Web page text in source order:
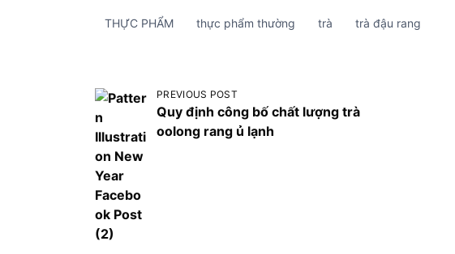
THỰC PHẨM thực phẩm thường trà trà đậu rang
Đ
i
ề
u
h
ư
ớ
PREVIOUS POST
Quy định công bố chất lượng trà
oolong rang ủ lạnh